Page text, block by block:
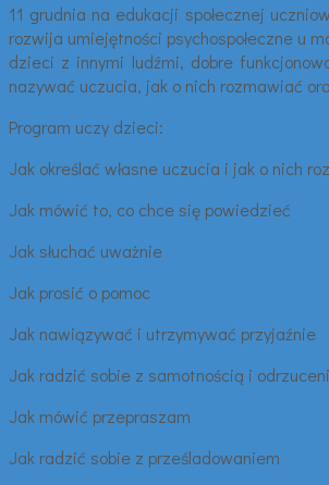
11 grudnia na edukacji społecznej
rozwija umiejętności psychospołeczne u
dzieci z innymi ludźmi, dobre
nazywać uczucia, jak o nich rozmawiać
Program uczy dzieci:
Jak określać własne uczucia i jak o nich
Jak mówić to, co chce się powiedzieć
Jak słuchać uważnie
Jak prosić o pomoc
Jak nawiązywać i utrzymywać przyjaźnie
Jak radzić sobie z samotnością i
Jak mówić przepraszam
Jak radzić sobie z prześladowaniem